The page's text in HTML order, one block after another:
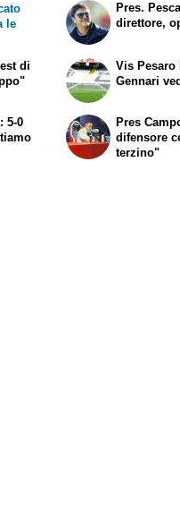
le
Pres.
direttore,
di
5-0
Vis Pesaro
Gennari
Pres
difensore
terzino"